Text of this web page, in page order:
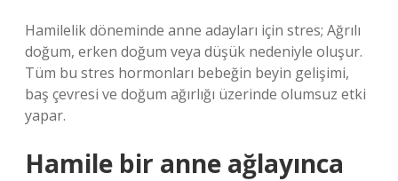
Hamilelik döneminde anne adayları için stres; Ağrılı
doğum, erken doğum veya düşük nedeniyle oluşur.
Tüm bu stres hormonları bebeğin beyin gelişimi,
baş çevresi ve doğum ağırlığı üzerinde olumsuz etki
yapar.
Hamile bir anne ağlayınca